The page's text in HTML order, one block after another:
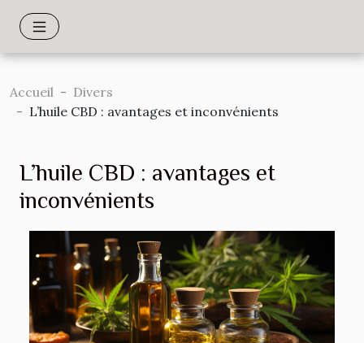
Accueil
Divers
L’huile CBD : avantages et inconvénients
L’huile CBD : avantages et
inconvénients